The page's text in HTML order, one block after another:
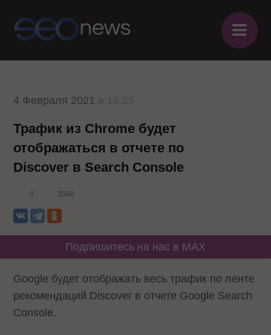
≡
4 Февраля 2021
Трафик из Chrome будет
отображаться в отчете по
Discover в Search Console
0 3566
Подпишитесь на нас в MAX
Google будет отображать весь трафик по ленте
рекомендаций Discover в отчете Google Search
Console.